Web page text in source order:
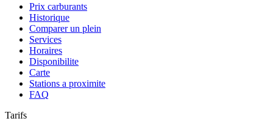
Prix carburants
Historique
Comparer un plein
Services
Horaires
Disponibilite
Carte
Stations a proximite
FAQ
Tarifs